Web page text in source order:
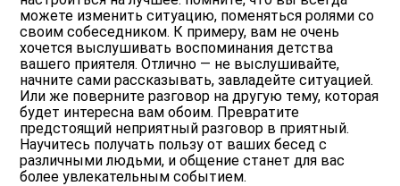
можете изменить ситуацию, поменяться ролями со
своим собеседником. К примеру, вам не очень
хочется выслушивать воспоминания детства
вашего приятеля. Отлично — не выслушивайте,
начните сами рассказывать, завладейте ситуацией.
Или же поверните разговор на другую тему, которая
будет интересна вам обоим. Превратите
предстоящий неприятный разговор в приятный.
Научитесь получать пользу от ваших бесед с
различными людьми, и общение станет для вас
более увлекательным событием.